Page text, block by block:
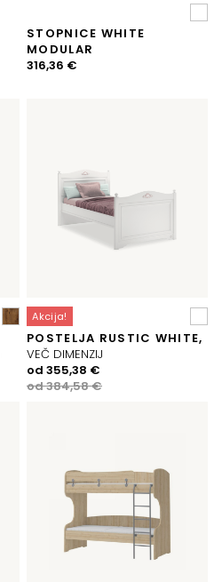
STOPNICE WHITE
MODULAR
316,36 €
Akcija!
POSTELJA RUSTIC WHITE,
VEČ DIMENZIJ
od384,58€
Izvirna
cena
od 355,38 €
Trenutna
cena